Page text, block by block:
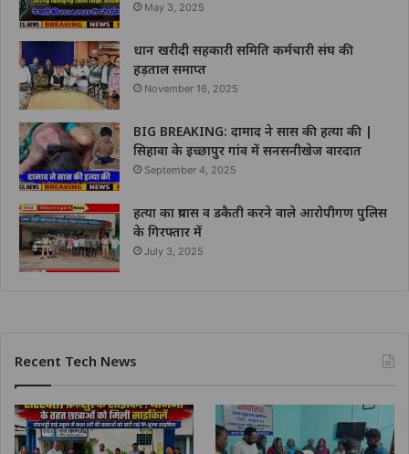
May 3, 2025
धान खरीदी सहकारी समिति कर्मचारी संघ की
हड़ताल समाप्त
November 16, 2025
BIG BREAKING: दामाद ने सास की हत्या की |
सिहावा के इच्छापुर गांव में सनसनीखेज वारदात
September 4, 2025
हत्या का प्रयास व डकैती करने वाले आरोपीगण पुलिस
के गिरफ्तार में
July 3, 2025
Recent Tech News